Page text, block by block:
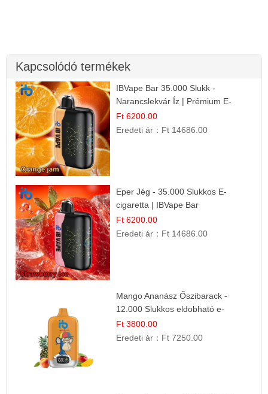
Kapcsolódó termékek
IBVape Bar 35.000 Slukk -
Narancslekvár Íz | Prémium E-
cigaretta
Ft 6200.00
Eredeti ár： Ft 14686.00
Eper Jég - 35.000 Slukkos E-
cigaretta | IBVape Bar
Ft 6200.00
Eredeti ár： Ft 14686.00
Mango Ananász Őszibarack -
12.000 Slukkos eldobható e-
Cigaretta
Ft 3800.00
Eredeti ár： Ft 7250.00